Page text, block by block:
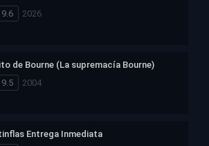
9.6
2026
de Bourne (La supremacía Bourne)
9.5
2004
Entrega Inmediata